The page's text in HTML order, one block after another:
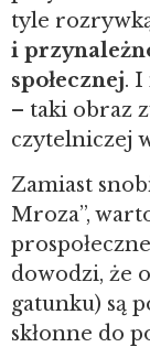
tyle
i
społecznej. I
– taki obraz
czytelniczej
Zamiast
Mroza”,
dowodzi, że
gatunku) są
skłonne do